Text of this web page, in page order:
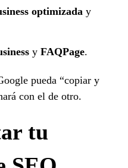
optimizaday
y FAQPage.
pueda “copiar y
con el de otro.
tu